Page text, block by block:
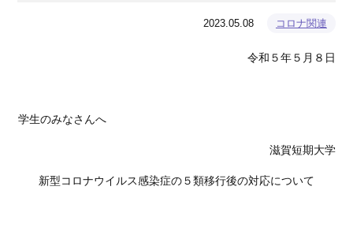
2023.05.08 コロナ関連
令和５年５月８日
学生のみなさんへ
滋賀短期大学
新型コロナウイルス感染症の５類移行後の対応について